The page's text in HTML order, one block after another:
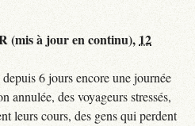
(mis à jour en continu), 12
6 jours encore une journée
annulée, des voyageurs stressés,
leurs cours, des gens qui perdent